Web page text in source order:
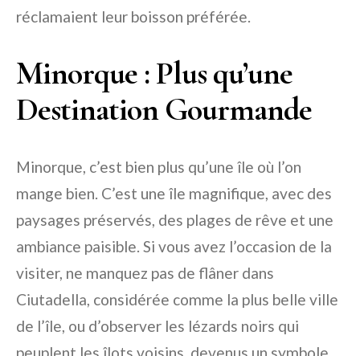
réclamaient leur boisson préférée.
Minorque : Plus qu’une
Destination Gourmande
Minorque, c’est bien plus qu’une île où l’on
mange bien. C’est une île magnifique, avec des
paysages préservés, des plages de rêve et une
ambiance paisible. Si vous avez l’occasion de la
visiter, ne manquez pas de flâner dans
Ciutadella, considérée comme la plus belle ville
de l’île, ou d’observer les lézards noirs qui
peuplent les îlots voisins, devenus un symbole